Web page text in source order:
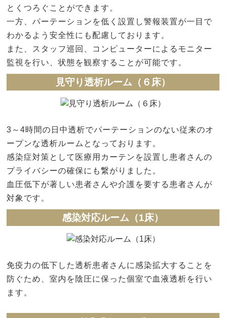
とくつろぐことができます。
一方、パーテーションを低く設置し警報装置が一目で
わかるよう安全性にも配慮しております。
また、スタッフ巡回、コンピューターによるモニター
監視を行い、状態を観察することが可能です。
見守り透析ルーム（６床）
3～4時間の日中透析でパーテーションのない従来のオ
ープンな透析ルームとなっております。
感染症対策として医療用カーテンを設置し患者さんの
プライバシーの確保にも繋がりました。
血圧低下が著しい患者さんや介護を要する患者さんが
対象です。
感染対応ルーム（1床）
免疫力の低下した透析患者さんに感染拡大することを
防ぐため、室内を陰圧に保った個室で血液透析を行い
ます。